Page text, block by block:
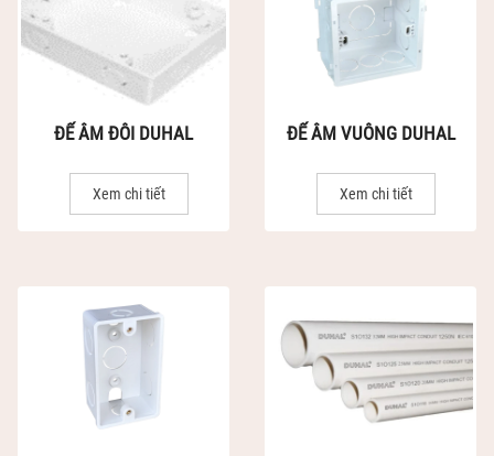
ĐẾ ÂM ĐÔI DUHAL
Xem chi tiết
ĐẾ ÂM VUÔNG DUHAL
Xem chi tiết